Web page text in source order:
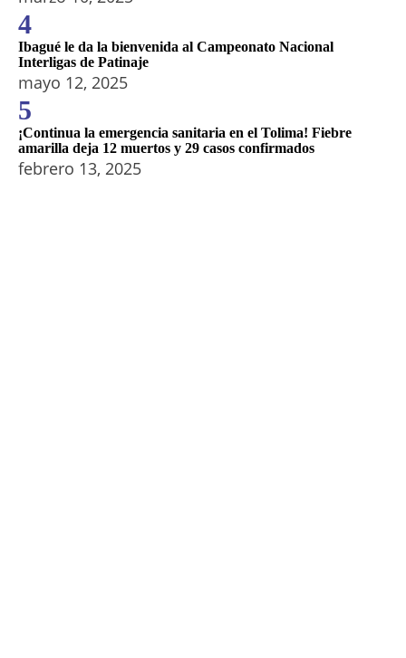
4
Ibagué le da la bienvenida al Campeonato Nacional
Interligas de Patinaje
mayo 12, 2025
5
¡Continua la emergencia sanitaria en el Tolima! Fiebre
amarilla deja 12 muertos y 29 casos confirmados
febrero 13, 2025